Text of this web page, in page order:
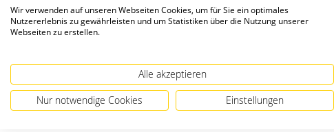
Zum
Wir verwenden auf unseren Webseiten Cookies, um für Sie ein optimales
Nutzererlebnis zu gewährleisten und um Statistiken über die Nutzung unserer
Webseiten zu erstellen.
Alle akzeptieren
Nur notwendige Cookies Einstellungen